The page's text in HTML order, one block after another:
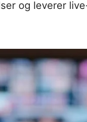
og leverer